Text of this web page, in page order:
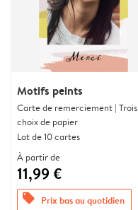
Motifs peints
Carte de remerciement | Trois
choix de papier
Lot de 10 cartes
À partir de
11,99 €
offers Prix bas au quotidien